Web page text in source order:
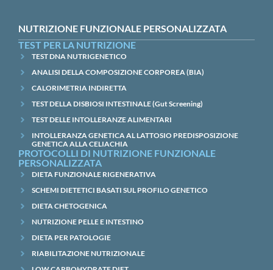
NUTRIZIONE FUNZIONALE PERSONALIZZATA
TEST PER LA NUTRIZIONE
TEST DNA NUTRIGENETICO
ANALISI DELLA COMPOSIZIONE CORPOREA (BIA)
CALORIMETRIA INDIRETTA
TEST DELLA DISBIOSI INTESTINALE (Gut Screening)
TEST DELLE INTOLLERANZE ALIMENTARI
INTOLLERANZA GENETICA AL LATTOSIO PREDISPOSIZIONE
GENETICA ALLA CELIACHIA
PROTOCOLLI DI NUTRIZIONE FUNZIONALE
PERSONALIZZATA
DIETA FUNZIONALE RIGENERATIVA
SCHEMI DIETETICI BASATI SUL PROFILO GENETICO
DIETA CHETOGENICA
NUTRIZIONE PELLE E INTESTINO
DIETA PER PATOLOGIE
RIABILITAZIONE NUTRIZIONALE